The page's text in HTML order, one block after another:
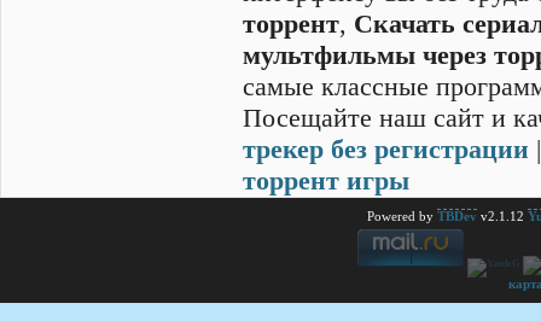
торрент, Скачать
мультфильмы через
самые классные
Посещайте наш сайт и
трекер без регистрации
торрент игры
Powered by TBDev v2.1.12